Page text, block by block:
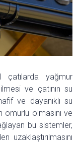
çatılarda yağmur
ve çatının su
ve dayanıklı su
ömürlü olmasını ve
bu sistemler,
uzaklaştırılmasını